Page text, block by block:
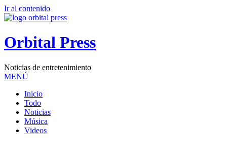
Ir al contenido
Orbital Press
Noticias de entretenimiento
MENÚ
Inicio
Todo
Noticias
Música
Videos